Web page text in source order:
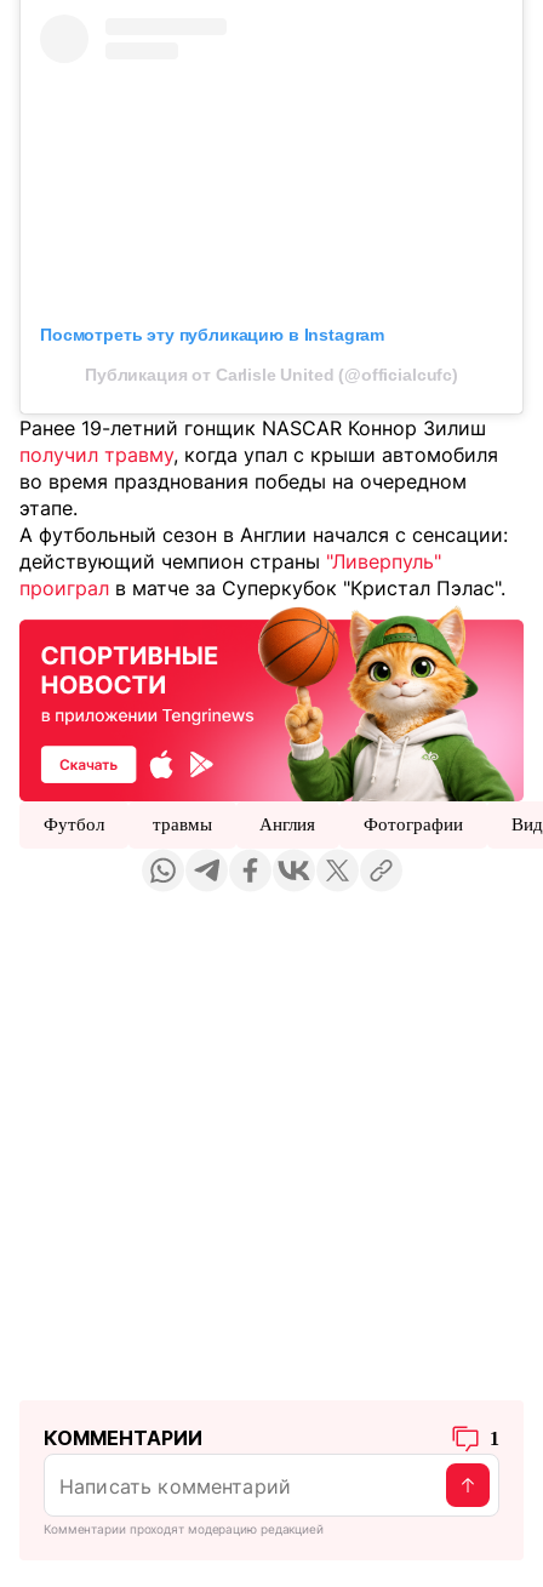
Посмотреть эту публикацию в Instagram
Публикация от Carlisle United (@officialcufc)
Ранее 19-летний гонщик NASCAR Коннор Зилиш
получил травму, когда упал с крыши автомобиля
во время празднования победы на очередном
этапе.
А футбольный сезон в Англии начался с сенсации:
действующий чемпион страны "Ливерпуль"
проиграл в матче за Суперкубок "Кристал Пэлас".
Футбол травмы Англия Фотографии
КОММЕНТАРИИ 1
Комментарии проходят модерацию редакцией